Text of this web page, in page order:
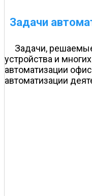
Задачи
Задачи,
устройства и
автоматизации
автоматизации